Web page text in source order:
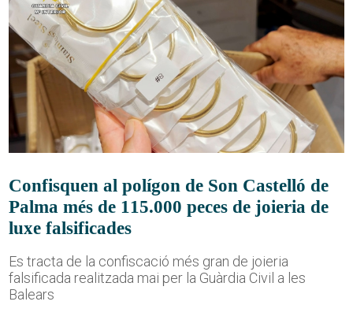
Confisquen al polígon de Son Castelló de
Palma més de 115.000 peces de joieria de
luxe falsificades
Es tracta de la confiscació més gran de joieria
falsificada realitzada mai per la Guàrdia Civil a les
Balears